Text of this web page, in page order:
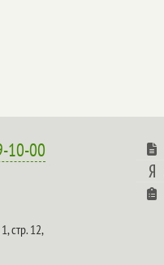
10-00
стр. 12,